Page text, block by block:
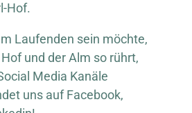
Hof.
Laufenden sein möchte,
und der Alm so rührt,
Media Kanäle
uns auf Facebook,